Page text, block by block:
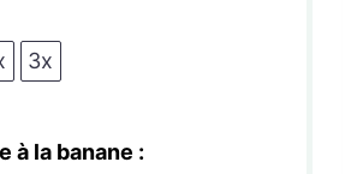
3x
à la banane :